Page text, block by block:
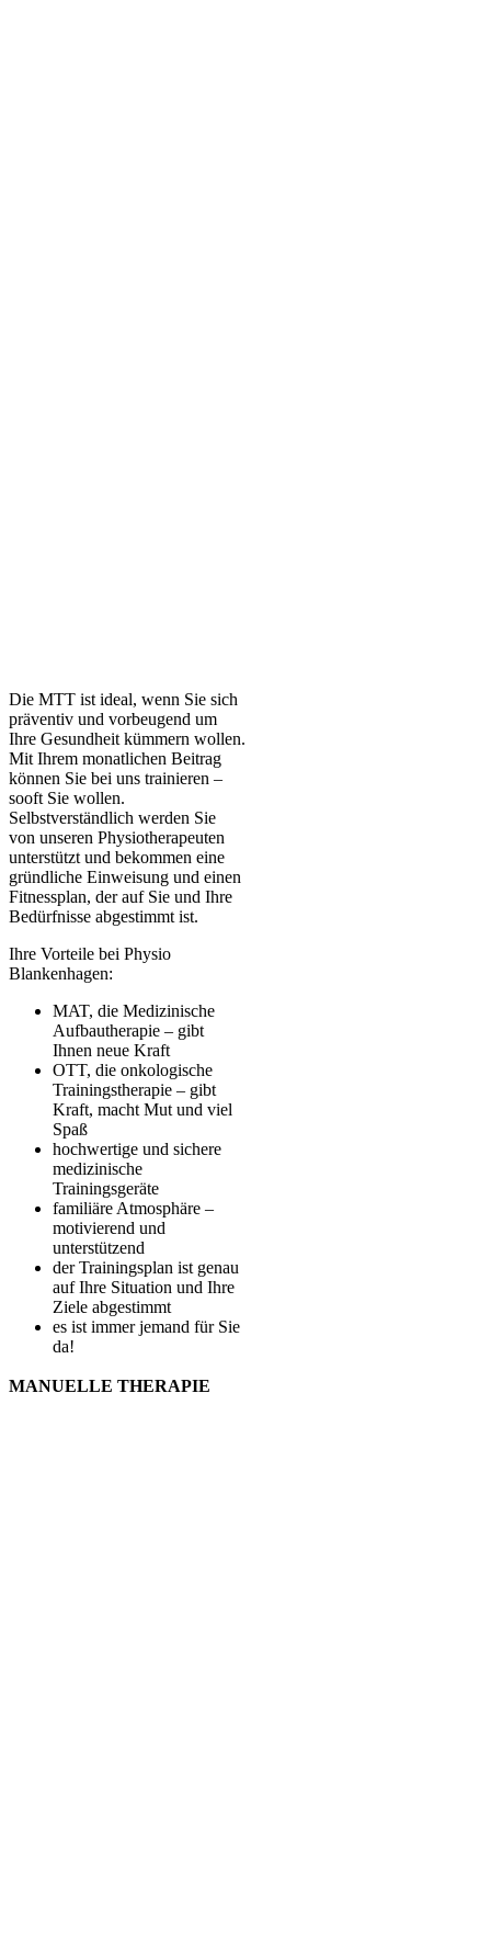
Die MTT ist ideal, wenn Sie sich
präventiv und vorbeugend um
Ihre Gesundheit kümmern wollen.
Mit Ihrem monatlichen Beitrag
können Sie bei uns trainieren –
sooft Sie wollen.
Selbstverständlich werden Sie
von unseren Physiotherapeuten
unterstützt und bekommen eine
gründliche Einweisung und einen
Fitnessplan, der auf Sie und Ihre
Bedürfnisse abgestimmt ist.
Ihre Vorteile bei Physio
Blankenhagen:
MAT, die Medizinische
Aufbautherapie – gibt
Ihnen neue Kraft
OTT, die onkologische
Trainingstherapie – gibt
Kraft, macht Mut und viel
Spaß
hochwertige und sichere
medizinische
Trainingsgeräte
familiäre Atmosphäre –
motivierend und
unterstützend
der Trainingsplan ist genau
auf Ihre Situation und Ihre
Ziele abgestimmt
es ist immer jemand für Sie
da!
MANUELLE THERAPIE